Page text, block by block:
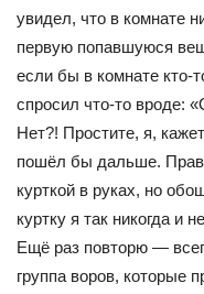
увидел, что в комнате
первую попавшуюся
если бы в комнате
спросил что-то вроде:
Нет?! Простите, я,
пошёл бы дальше.
курткой в руках, но
куртку я так никогда и
Ещё раз повторю —
группа воров, которые